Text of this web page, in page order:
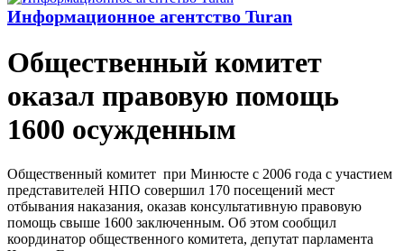
Информационное агентство Turan
Общественный комитет
оказал правовую помощь
1600 осужденным
Общественный комитет при Минюсте с 2006 года с участием
представителей НПО совершил 170 посещений мест
отбывания наказания, оказав консультативную правовую
помощь свыше 1600 заключенным. Об этом сообщил
координатор общественного комитета, депутат парламента